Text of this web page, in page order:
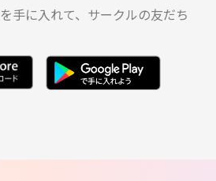
手に入れて、サークルの友だち